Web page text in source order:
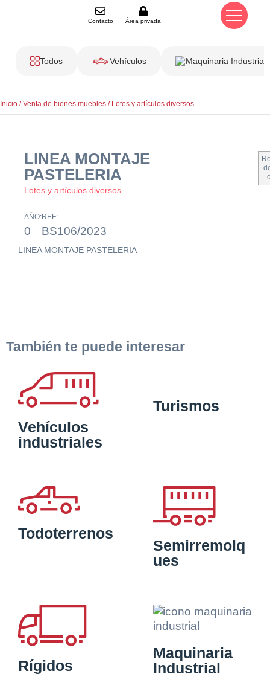
Contacto Área privada
Todos Vehículos Maquinaria Industrial
Inicio /Venta de bienes muebles / Lotes y artículos diversos
LINEA MONTAJE
PASTELERIA
Lotes y artículos diversos
AÑO:
0
REF:
BS106/2023
LINEA MONTAJE PASTELERIA
También te puede interesar
Vehículos
industriales
Turismos
Todoterrenos
Semirremolq
ues
Rígidos
Maquinaria
Industrial